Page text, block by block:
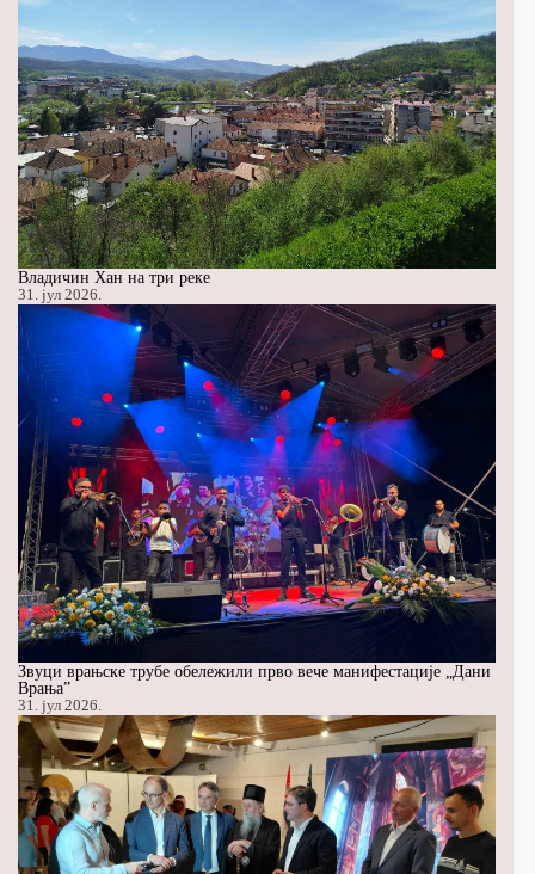
Владичин Хан на три реке
31. јул 2026.
Звуци врањске трубе обележили прво вече манифестације „Дани
Врања”
31. јул 2026.